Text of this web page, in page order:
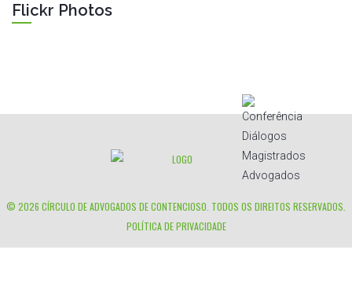
Flickr Photos
© 2026 CÍRCULO DE ADVOGADOS DE CONTENCIOSO . TODOS OS DIREITOS RESERVADOS.
POLÍTICA DE PRIVACIDADE